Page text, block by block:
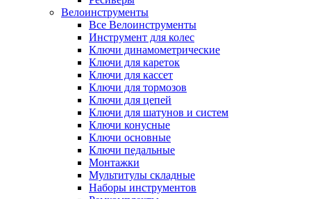
Велоинструменты
Все Велоинструменты
Инструмент для колес
Ключи динамометрические
Ключи для кареток
Ключи для кассет
Ключи для тормозов
Ключи для цепей
Ключи для шатунов и систем
Ключи конусные
Ключи основные
Ключи педальные
Монтажки
Мультитулы складные
Наборы инструментов